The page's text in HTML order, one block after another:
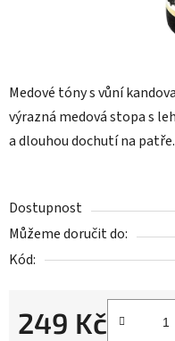
Medové tóny s vůní
výrazná medová stopa s
a dlouhou dochutí na patře.
Dostupnost
Můžeme doručit do:
Kód:
249 Kč